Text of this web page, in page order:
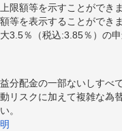
限額等を示すことがで
等を表示することがで
3.5％（税込:3.85％）の
分配金の一部ないしす
リスクに加えて複雑な
。